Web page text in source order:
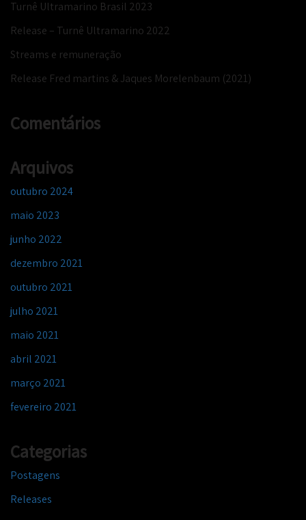
Turnê Ultramarino Brasil 2023
Release – Turnê Ultramarino 2022
Streams e remuneração
Release Fred martins & Jaques Morelenbaum (2021)
Comentários
Arquivos
outubro 2024
maio 2023
junho 2022
dezembro 2021
outubro 2021
julho 2021
maio 2021
abril 2021
março 2021
fevereiro 2021
Categorias
Postagens
Releases